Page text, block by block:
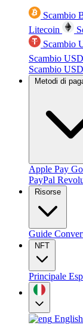
Scambio
Litecoin
Scambio
Scambio
Scambio
Metodi di
Apple Pay
PayPal
Risorse
Guide
NFT
Principale
English